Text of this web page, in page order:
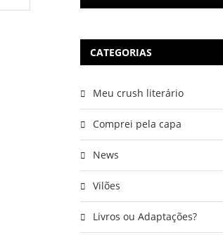
CATEGORIAS
Meu crush literário
Comprei pela capa
News
Vilões
Livros ou Adaptações?